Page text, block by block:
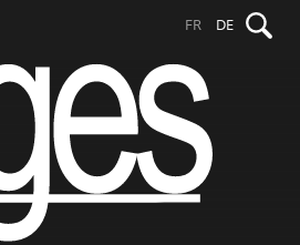
Inhalt
nach:
FR DE